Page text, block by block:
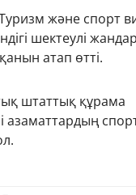
және спорт
шектеулі
атап өтті.
штаттық құрама
азаматтардың